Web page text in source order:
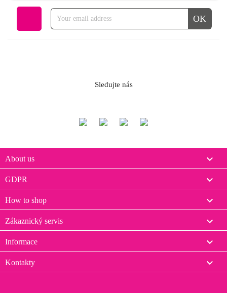
Sledujte nás
About us 
GDPR 
How to shop 
Zákaznický servis 
Informace 
Kontakty 